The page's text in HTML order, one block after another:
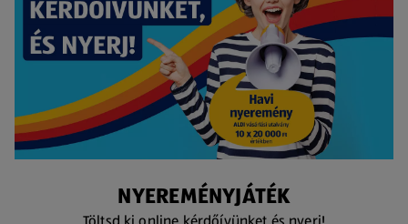
NYEREMÉNYJÁTÉK